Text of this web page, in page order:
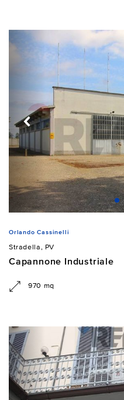
Orlando Cassinelli
Stradella, PV
Capannone Industriale
970 mq